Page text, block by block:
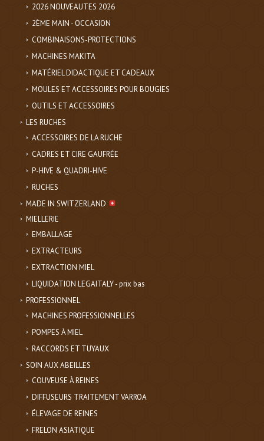
2026 NOUVEAUTES 2026
2ÈME MAIN - OCCASION
COMBINAISONS-PROTECTIONS
MACHINES MAKITA
MATÉRIEL DIDACTIQUE ET CADEAUX
MOULES ET ACCESSOIRES POUR BOUGIES
OUTILS ET ACCESSOIRES
LES RUCHES
ACCESSOIRES DE LA RUCHE
CADRES ET CIRE GAUFRÉE
P-HIVE & QUADRI-HIVE
RUCHES
MADE IN SWITZERLAND
MIELLERIE
EMBALLAGE
EXTRACTEURS
EXTRACTION MIEL
LIQUIDATION LEGAITALY - prix bas
PROFESSIONNEL
MACHINES PROFESSIONNELLES
POMPES À MIEL
RACCORDS ET TUYAUX
SOIN AUX ABEILLES
COUVEUSE À REINES
DIFFUSEURS TRAITEMENT VARROA
ÉLEVAGE DE REINES
FRELON ASIATIQUE